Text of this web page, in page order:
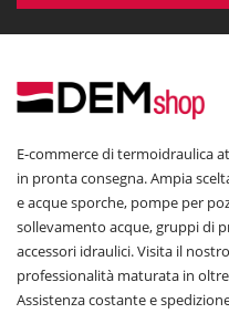
E-commerce di termoidraulica
in pronta consegna. Ampia
e acque sporche, pompe per
sollevamento acque, gruppi di
accessori idraulici. Visita il
professionalità maturata in
Assistenza costante e